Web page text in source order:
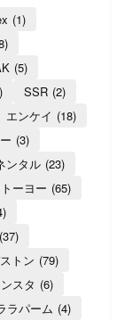
(1)
(5)
SSR (2)
エンケイ (18)
(3)
ンタル (23)
トーヨー (65)
(37)
トン (79)
スタ (6)
ラパーム (4)